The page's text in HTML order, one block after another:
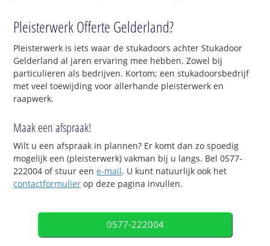
Pleisterwerk Offerte Gelderland?
Pleisterwerk is iets waar de stukadoors achter Stukadoor
Gelderland al jaren ervaring mee hebben. Zowel bij
particulieren als bedrijven. Kortom; een stukadoorsbedrijf
met veel toewijding voor allerhande pleisterwerk en
raapwerk.
Maak een afspraak!
Wilt u een afspraak in plannen? Er komt dan zo spoedig
mogelijk een (pleisterwerk) vakman bij u langs. Bel 0577-
222004 of stuur eene-mail. U kunt natuurlijk ook het
contactformulier op deze pagina invullen.
0577-222004